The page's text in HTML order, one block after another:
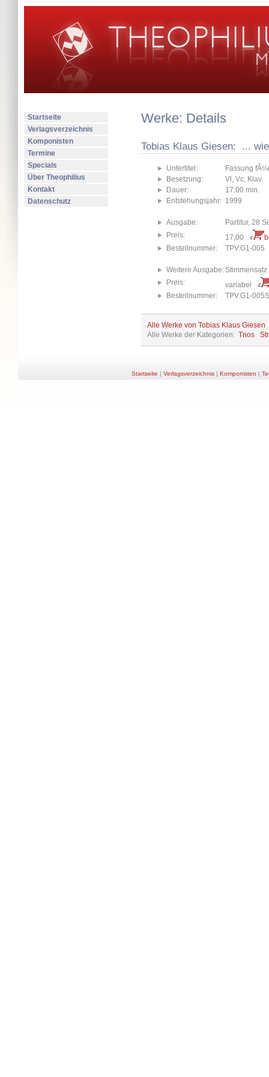
Startseite
Verlagsverzeichnis
Komponisten
Termine
Specials
Über Theophilius
Kontakt
Datenschutz
Werke: Details
Tobias Klaus Giesen: ...
Untertitel:
Fassung
Besetzung:
Vl, Vc, Klav
Dauer:
17:00 min.
Entstehungsjahr: 1999
Ausgabe:
Partitur, 28
Preis:
17,00
Bestellnummer:
TPV.G1-005
Weitere Ausgabe:Stimmensatz
Preis:
variabel
Bestellnummer:
TPV.G1-005S
Alle Werke von Tobias Klaus Giesen
Alle Werke der Kategorien: Trios
Startseite | Verlagsverzeichnis| Komponisten |